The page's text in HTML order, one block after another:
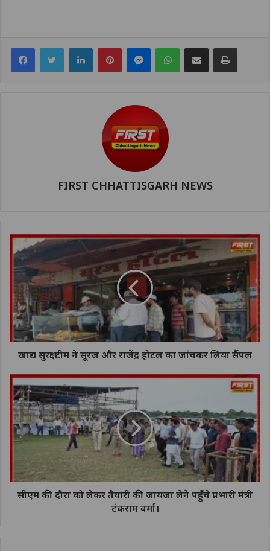
FacebookTwitter LinkedInPinterestMessengerWhatsAppShare via Email Print
FIRST CHHATTISGARH NEWS
खाद्य सुरक्षा टीम ने सूरज और राजेंद्र होटल का जांचकर लिया सैंपल
सीएम की दौरा को लेकर तैयारी की जायजा लेने पहुँचे प्रभारी मंत्री
टंकराम वर्मा।